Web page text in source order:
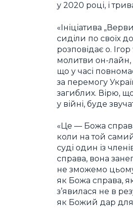
у 2020 році, і
«Ініціатива
сиділи по своїх
розповідає о.
молитви он-лайн,
що у часі
за перемогу
загиблих. Вірю,
у війні, буде
«Це — Божа
коли на той
суді один із
справа, вона
не зможемо цьому
як Божа справа,
з’явилася не в
як Божий дар для